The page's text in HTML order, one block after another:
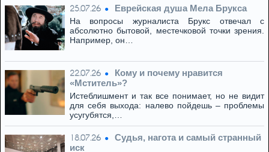
25.07.26 Eвpeйская душа Мела Брукса
На вопросы журналиста Брукс отвечал с
абсолютно бытовой, местечковой точки зрения.
Например, он…
22.07.26
Кому и почему нравится
«Мститель»?
Истеблишмент и так все понимает, но не видит
для себя выхода: налево пойдешь – проблемы
усугубятся,…
18.07.26
Cудья, нагота и самый странный
иск